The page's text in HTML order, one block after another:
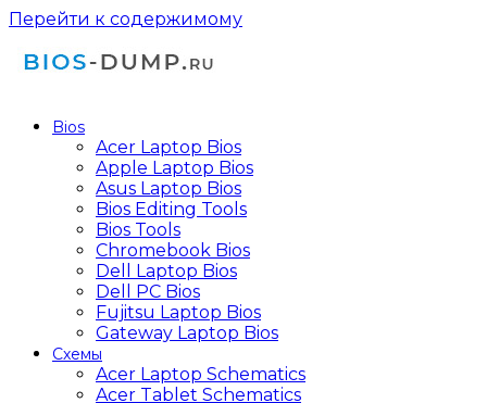
Перейти к содержимому
Bios
Acer Laptop Bios
Apple Laptop Bios
Asus Laptop Bios
Bios Editing Tools
Bios Tools
Chromebook Bios
Dell Laptop Bios
Dell PC Bios
Fujitsu Laptop Bios
Gateway Laptop Bios
Схемы
Acer Laptop Schematics
Acer Tablet Schematics